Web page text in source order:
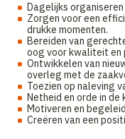
Dagelijks
Zorgen voor een
drukke momenten.
Bereiden van
oog voor kwaliteit en
Ontwikkelen van
overleg met de
Toezien op naleving
Netheid en orde in
Motiveren en
Creëren van een